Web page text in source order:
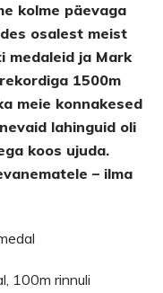
kolme päevaga
osalest meist
medaleid ja Mark
1500m
meie konnakesed
lahinguid oli
koos ujuda.
– ilma
100m rinnuli